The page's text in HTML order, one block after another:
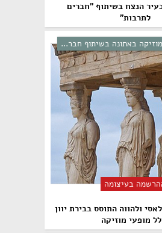
בעיר הנצח בשיתוף "חברים
לתרבות"
באתונה בשיתוף חבר...
בעיצומה
ולהווה התוסס בבירת יוון
מופעי מוזיקה